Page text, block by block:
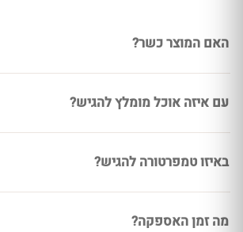
האם המוצר כשר?
עם איזה אוכל מומלץ להגיש?
באיזו טמפרטורה להגיש?
מה זמן האספקה?